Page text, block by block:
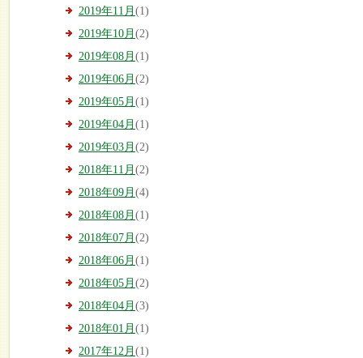
2019年11月 (1)
2019年10月 (2)
2019年08月 (1)
2019年06月 (2)
2019年05月 (1)
2019年04月 (1)
2019年03月 (2)
2018年11月 (2)
2018年09月 (4)
2018年08月 (1)
2018年07月 (2)
2018年06月 (1)
2018年05月 (2)
2018年04月 (3)
2018年01月 (1)
2017年12月 (1)